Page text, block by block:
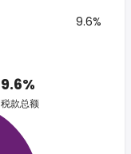
9.6%
9.6%
税款总额